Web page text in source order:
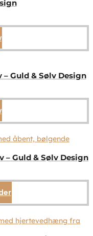
Guld & Sølv Design
– Guld & Sølv Design
Dette
vare
flere